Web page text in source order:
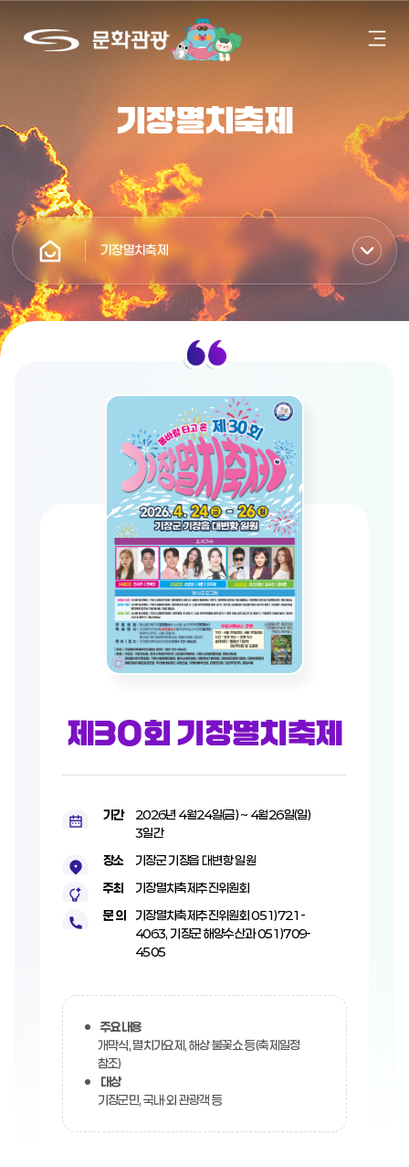
문
화
기
기장멸치축제
기장멸치축제
제30회 기장멸치축제
기간
2026년 4월24일(금) ~ 4월26일(일)
3일간
장소
기장군 기장읍 대변항 일원
주최
기장멸치축제추진위원회
문 의
기장멸치축제추진위원회 051)721-
4063, 기장군 해양수산과 051)709-
4505
주요내용
개막식, 멸치가요제, 해상 불꽃쇼 등(축제일정
참조)
대상
기장군민, 국내·외 관광객 등